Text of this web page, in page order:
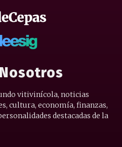
vitivinícola, noticias
cultura, economía, finanzas,
destacadas de la